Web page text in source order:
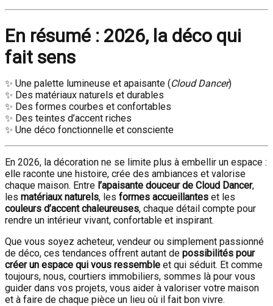
En résumé : 2026, la déco qui
fait sens
✨ Une palette lumineuse et apaisante (Cloud Dancer)
✨ Des matériaux naturels et durables
✨ Des formes courbes et confortables
✨ Des teintes d’accent riches
✨ Une déco fonctionnelle et consciente
En 2026, la décoration ne se limite plus à embellir un espace :
elle raconte une histoire, crée des ambiances et valorise
chaque maison. Entre l’apaisante douceur de Cloud Dancer,
les matériaux naturels, les formes accueillantes et les
couleurs d’accent chaleureuses, chaque détail compte pour
rendre un intérieur vivant, confortable et inspirant.
Que vous soyez acheteur, vendeur ou simplement passionné
de déco, ces tendances offrent autant de possibilités pour
créer un espace qui vous ressemble et qui séduit. Et comme
toujours, nous, courtiers immobiliers, sommes là pour vous
guider dans vos projets, vous aider à valoriser votre maison
et à faire de chaque pièce un lieu où il fait bon vivre.